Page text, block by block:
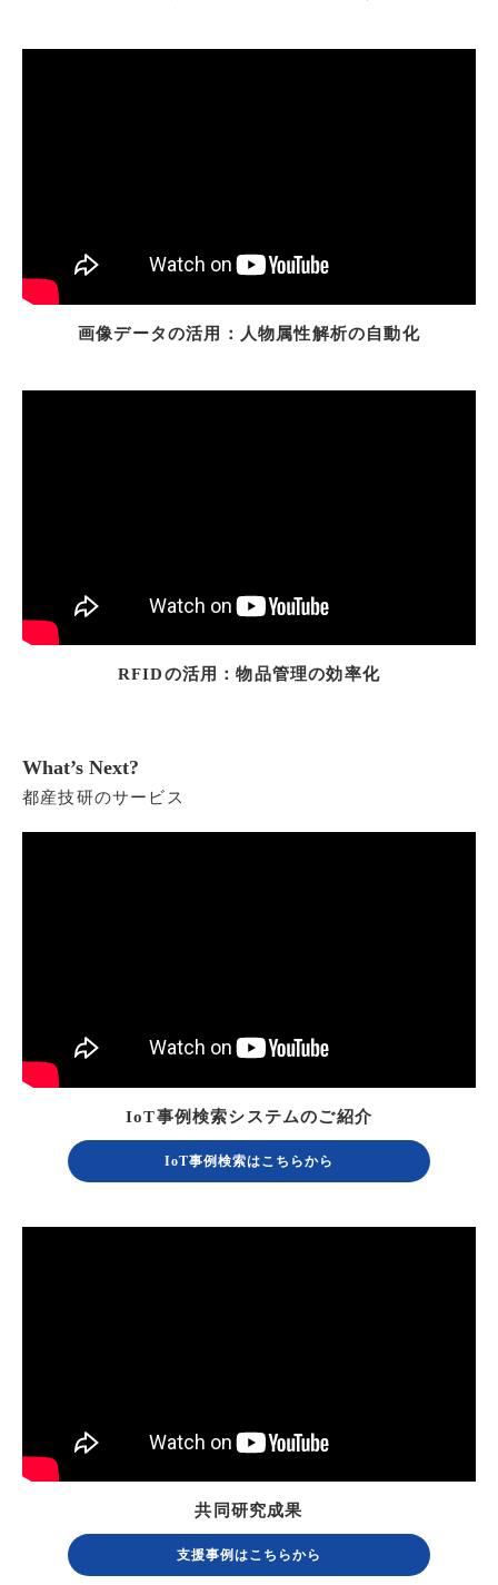
画像データの活用：人物属性解析の自動化
RFIDの活用：物品管理の効率化
What’s Next?
都産技研のサービス
IoT事例検索システムのご紹介
IoT事例検索はこちらから
共同研究成果
支援事例はこちらから